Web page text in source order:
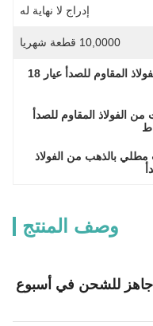
إدراج لا نهاية له
10,0000 قطعة شهريا
وصف المنتج
جاهز للشحن في أسبوع